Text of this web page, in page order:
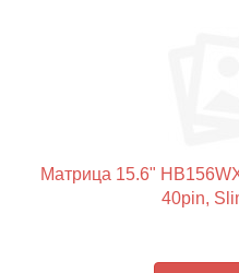
Матрица 15.6"
40pin,